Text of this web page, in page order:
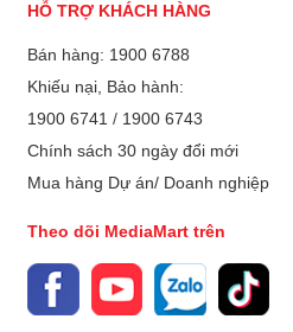
HỖ TRỢ KHÁCH HÀNG
Bán hàng: 1900 6788
Khiếu nại, Bảo hành:
1900 6741 / 1900 6743
Chính sách 30 ngày đổi mới
Mua hàng Dự án/ Doanh nghiệp
Theo dõi MediaMart trên